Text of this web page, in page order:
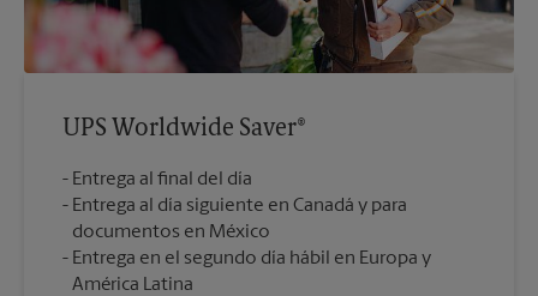
UPS Worldwide Saver®
Entrega al final del día
Entrega al día siguiente en Canadá y para
documentos en México
Entrega en el segundo día hábil en Europa y
América Latina